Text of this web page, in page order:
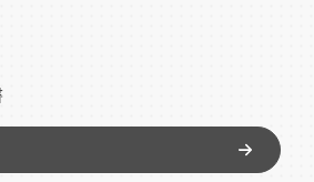
簡単に運動強度が調節可能
身の運動が可能